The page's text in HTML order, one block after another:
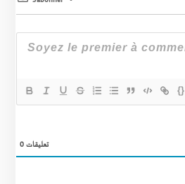
{}
0تعليقات